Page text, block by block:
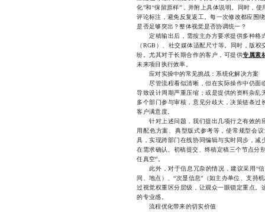
化”和“保留原样”，并附上具体说明。同时，
评论标注，避免反复返工。每一次修改都应围
是否足够突出？整体视觉是否协调统一？
定稿输出后，需按主办方要求提供多种格
（RGB）、社交媒体适配尺寸等。同时，版
纷。尤其对于长期合作的客户，可提供专属素
未来项目执行效率。
应对实操中的常见挑战：系统化解决方案
尽管流程看似清晰，但在实际操作中仍面
导致设计周期严重压缩；或是提供的资料杂
多个部门参与审核，意见分歧大，决策链条
客户满意度。
针对上述问题，我们提出几项行之有效的
用配色方案、典型版式参考等，使常规型会
具，实现跨部门在线协同编辑与实时同步，
在需求确认、初稿提交、终稿定稿三个节点分
任真空”。
此外，对于信息冗杂的情况，建议采用“信
间、地点）、“次显信息”（如主办单位、支持
过视觉权重区分层级，让观众一眼锁定重点
的专业感。
流程优化带来的切实价值